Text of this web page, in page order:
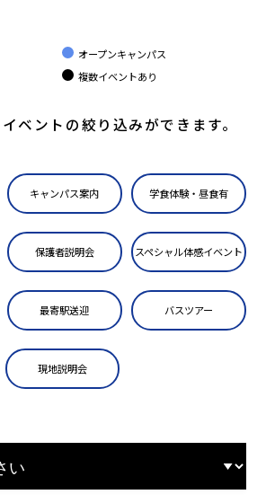
オープンキャンパス
複数イベントあり
ベントの絞り込みができます。
キャンパス案内 学食体験・昼食有
保護者説明会 スペシャル体感イベント
最寄駅送迎 バスツアー
現地説明会